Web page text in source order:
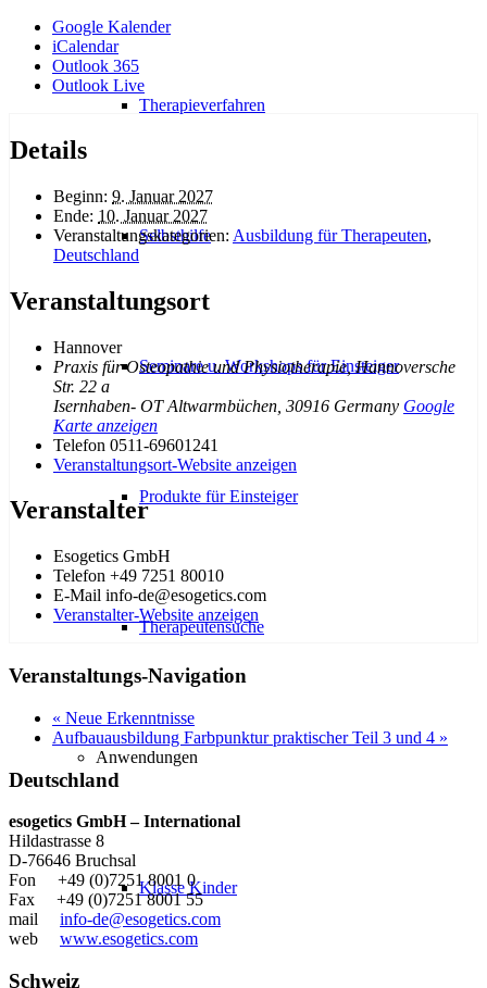
Therapieverfahren
Selbsthilfe
Seminare u. Workshops für Einsteiger
Produkte für Einsteiger
Therapeutensuche
Anwendungen
Klasse Kinder
Google Kalender
iCalendar
Outlook 365
Outlook Live
Details
Beginn: 9. Januar 2027
Ende: 10. Januar 2027
Veranstaltungskategorien: Ausbildung für Therapeuten,
Deutschland
Veranstaltungsort
Hannover
Praxis für Osteopathie und Physiotherapie, Hannoversche
Str. 22 a
Isernhaben- OT Altwarmbüchen 30916 Germany Google
Karte anzeigen
Telefon 0511-69601241
Veranstaltungsort-Website anzeigen
Veranstalter
Esogetics GmbH
Telefon +49 7251 80010
E-Mail info-de@esogetics.com
Veranstalter-Website anzeigen
Veranstaltungs-Navigation
« Neue Erkenntnisse
Aufbauausbildung Farbpunktur praktischer Teil 3 und 4 »
Deutschland
esogetics GmbH – International
Hildastrasse 8
D-76646 Bruchsal
Fon +49 (0)7251 8001 0
Fax +49 (0)7251 8001 55
mail info-de@esogetics.com
web www.esogetics.com
Schweiz